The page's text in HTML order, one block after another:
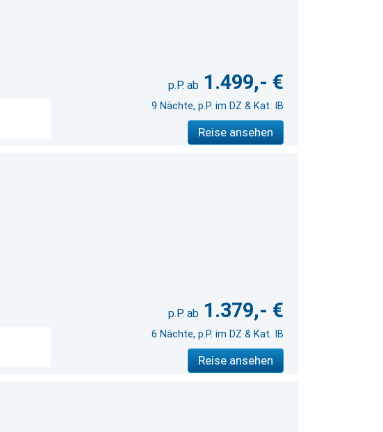
1.499,- €
9 Nächte, p.P. im DZ & Kat. IB
Reise ansehen
1.379,- €
6 Nächte, p.P. im DZ & Kat. IB
Reise ansehen